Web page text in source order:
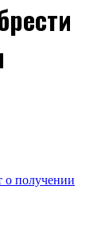
о получении